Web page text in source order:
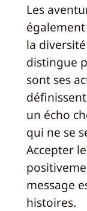
Les
la diversité
distingue
sont ses
un écho
qui ne se
Accepter
message
histoires.